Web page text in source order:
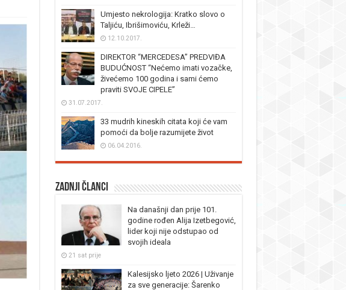
Umjesto nekrologija: Kratko slovo o
Taljiću, Ibrišimoviću, Krleži…
12.10.2017.
DIREKTOR “MERCEDESA” PREDVIĐA
BUDUĆNOST “Nećemo imati vozačke,
živećemo 100 godina i sami ćemo
praviti SVOJE CIPELE”
31.07.2017.
33 mudrih kineskih citata koji će vam
pomoći da bolje razumijete život
06.04.2016.
Zadnji članci
Na današnji dan prije 101.
godine rođen Alija Izetbegović,
lider koji nije odstupao od
svojih ideala
21 sat prije
Kalesijsko ljeto 2026 | Uživanje
za sve generacije: Šarenko